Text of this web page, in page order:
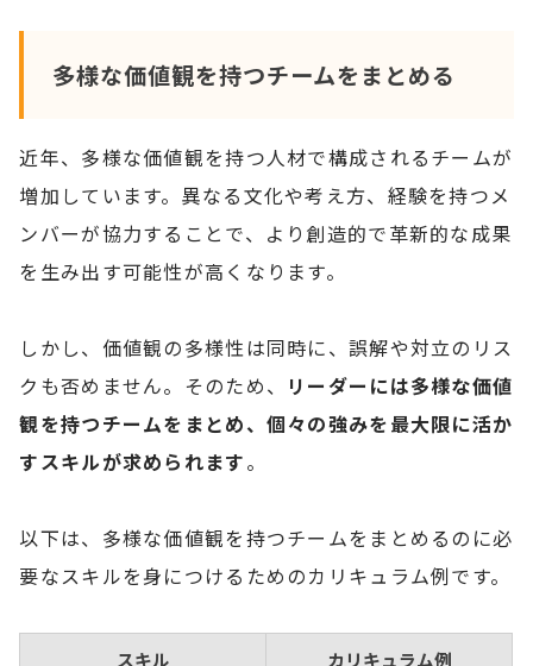
多様な価値観を持つチームをまとめる
近年、多様な価値観を持つ人材で構成されるチームが
増加しています。異なる文化や考え方、経験を持つメ
ンバーが協力することで、より創造的で革新的な成果
を生み出す可能性が高くなります。
しかし、価値観の多様性は同時に、誤解や対立のリス
クも否めません。そのため、
リーダーには多様な価値
観を持つチームをまとめ、個々の強みを最大限に活か
すスキルが求められます。
以下は、多様な価値観を持つチームをまとめるのに必
要なスキルを身につけるためのカリキュラム例です。
スキル カリキュラム例